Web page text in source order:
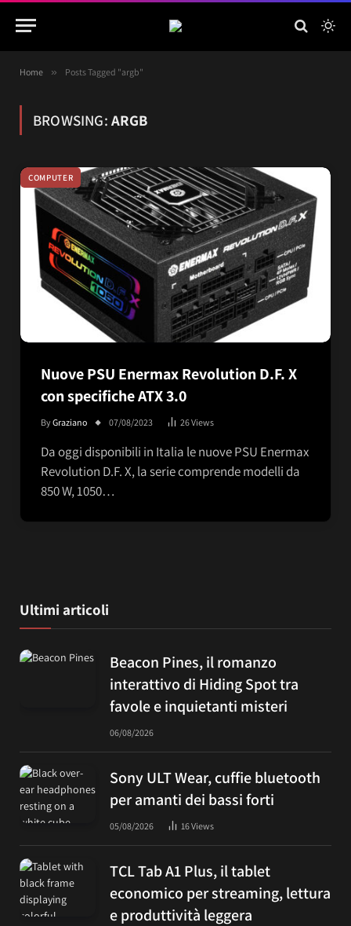
Home » Posts Tagged "argb"
BROWSING: ARGB
COMPUTER
Nuove PSU Enermax Revolution D.F. X
con specifiche ATX 3.0
ByGraziano 07/08/2023 26Views
Da oggi disponibili in Italia le nuove PSU Enermax
Revolution D.F. X, la serie comprende modelli da
850 W, 1050…
Ultimi articoli
Beacon Pines, il romanzo
interattivo di Hiding Spot tra
favole e inquietanti misteri
06/08/2026
Sony ULT Wear, cuffie bluetooth
per amanti dei bassi forti
05/08/2026 16Views
TCL Tab A1 Plus, il tablet
economico per streaming, lettura
e produttività leggera